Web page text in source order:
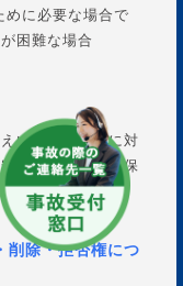
に必要な場合で
困難な場合
いなどの危険に対
全対策を講じ、保
削除・拒否権につ